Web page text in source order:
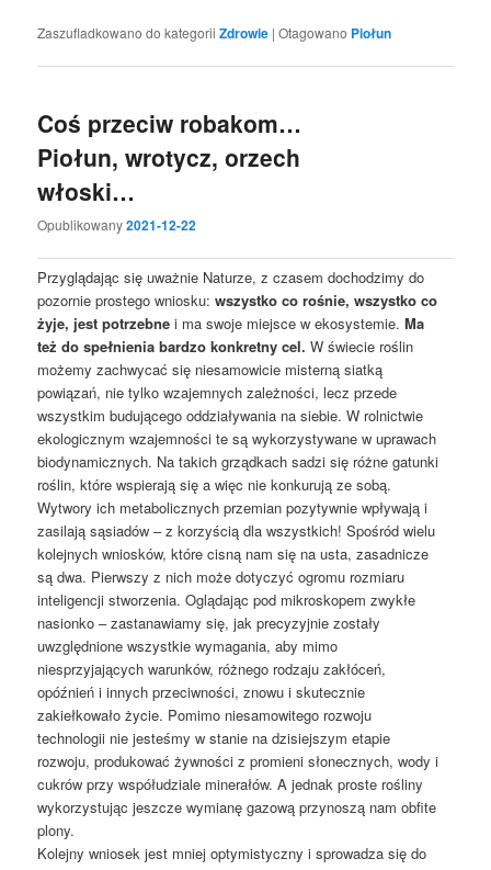
Zaszufladkowano do kategorii Zdrowie |Otagowano Piołun
Coś przeciw robakom…
Piołun, wrotycz, orzech
włoski…
Opublikowany2021-12-22
Przyglądając się uważnie Naturze, z czasem dochodzimy do
pozornie prostego wniosku:wszystko co rośnie, wszystko co
żyje, jest potrzebnei ma swoje miejsce w ekosystemie.Ma
też do spełnienia bardzo konkretny cel. W świecie roślin
możemy zachwycać się niesamowicie misterną siatką
powiązań, nie tylko wzajemnych zależności, lecz przede
wszystkim budującego oddziaływania na siebie. W rolnictwie
ekologicznym wzajemności te są wykorzystywane w uprawach
biodynamicznych. Na takich grządkach sadzi się różne gatunki
roślin, które wspierają się a więc nie konkurują ze sobą.
Wytwory ich metabolicznych przemian pozytywnie wpływają i
zasilają sąsiadów – z korzyścią dla wszystkich! Spośród wielu
kolejnych wniosków, które cisną nam się na usta, zasadnicze
są dwa. Pierwszy z nich może dotyczyć ogromu rozmiaru
inteligencji stworzenia. Oglądając pod mikroskopem zwykłe
nasionko – zastanawiamy się, jak precyzyjnie zostały
uwzględnione wszystkie wymagania, aby mimo
niesprzyjających warunków, różnego rodzaju zakłóceń,
opóźnień i innych przeciwności, znowu i skutecznie
zakiełkowało życie. Pomimo niesamowitego rozwoju
technologii nie jesteśmy w stanie na dzisiejszym etapie
rozwoju, produkować żywności z promieni słonecznych, wody i
cukrów przy współudziale minerałów. A jednak proste rośliny
wykorzystując jeszcze wymianę gazową przynoszą nam obfite
plony.
Kolejny wniosek jest mniej optymistyczny i sprowadza się do